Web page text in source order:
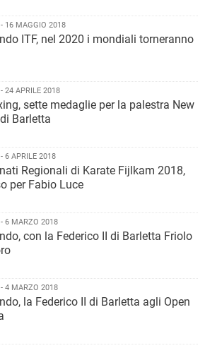
16 MAGGIO 2018
ITF, nel 2020 i mondiali torneranno
24 APRILE 2018
sette medaglie per la palestra New
Barletta
6 APRILE 2018
Regionali di Karate Fijlkam 2018,
per Fabio Luce
6 MARZO 2018
con la Federico II di Barletta Friolo
4 MARZO 2018
la Federico II di Barletta agli Open